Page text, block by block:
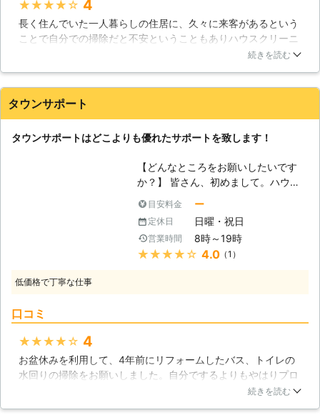
対応箇所全体を綺麗ピカピカにします
ので、お任せください。 ※浴室クリー
ニングでエプロン内部の清掃をご希望
の際は、別途料金が発生しますので、
あらかじめご了承ください。 <年中無
休で営業しています！> 「平日は仕事
い」 「休日はプライベートなことに
時間を使いたい」 「掃除が苦手なの
なときは、当店にお任せください。
当店は年中無休で営業していますの
を掃除時間で費やすのももったいない
と思います。もしよければ当社「クリ
ーンサービス」が掃除しますので、ご
用命されてみてください。 当社はハ
ウスクリーニング事業を行っている業
手が届かない場所も代行で掃除してく
れるので、利用される方はたくさんい
らっしゃいます。特に1人暮らしやお
年寄りの方だけでは限界というのがあ
りますので、そのような方達にとっ
て、ハウスクリーニングサービスはと
ても重宝するのでしょう。 当社はそ
んな皆さんの気持ちを汲んでサービス
致しますので、是非ご利用ください。
★★★★★ 4
長く住んでいた一人暮らしの住居に、久々に来客があるという
ことで自分での掃除だと不安ということもありハウスクリーニ
ングを依頼しました。家中全体なので、かなりのコストがかか
でした。年末で忙しい中、複数のスタッフさんにピカピカにし
てもらった後は、自信を持って来客を受け入れることができ、
続きを読む
タウンサポート
タウンサポートはどこよりも優れたサポートを致します！
【どんなところをお願いしたいです
か？】 皆さん、初めまして。ハウス
ト」でございます。当社は茨城県で対
応しており、毎日、ハウスクリーニン
グの依頼に真心こめて対応しておりま
す。本ページの基本情報をご覧になっ
てくれるのは一般住宅だけとお考えか
もしれません。でも、当社は一般住宅
だけでなく、オフィスや店舗といった
場所も対応しているのです。 オフィ
目安料金 ー
定休日 日曜・祝日
営業時間 8時～19時
★★★★★ 4.0（1）
低価格で丁寧な仕事
口コミ
★★★★★ 4
お盆休みを利用して、4年前にリフォームしたバス、トイレの
水回りの掃除をお願いしました。自分でするよりもやはりプロ
の技で、驚くようにピカピカで気持ちがよかったです。見積も
続きを読む